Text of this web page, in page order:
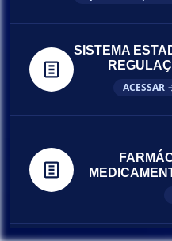
SISTEMA
ACESSAR